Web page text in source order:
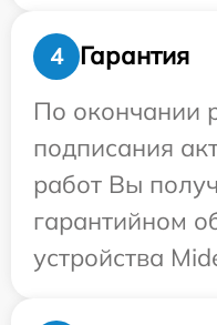
4
Гарантия
По окончании
подписания
работ Вы
гарантийном
устройства